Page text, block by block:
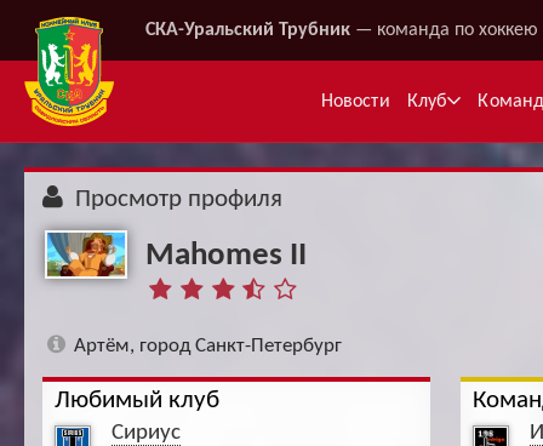
СКА-Уральский Трубник — команда по хоккею
Новости Клуб
Просмотр профиля
Mahomes II
Артём, город Санкт-Петербург
Любимый клуб
Сириус